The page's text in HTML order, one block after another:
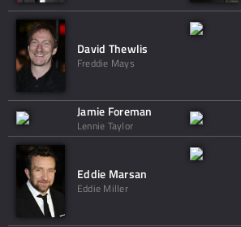
David Thewlis
Freddie Mays
Jamie Foreman
Lennie Taylor
Eddie Marsan
Eddie Miller